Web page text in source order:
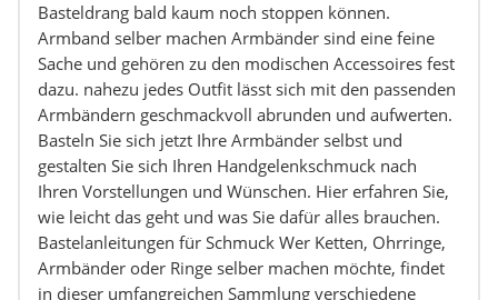
Basteldrang bald kaum noch stoppen können.
Armband selber machen Armbänder sind eine feine
Sache und gehören zu den modischen Accessoires fest
dazu. nahezu jedes Outfit lässt sich mit den passenden
Armbändern geschmackvoll abrunden und aufwerten.
Basteln Sie sich jetzt Ihre Armbänder selbst und
gestalten Sie sich Ihren Handgelenkschmuck nach
Ihren Vorstellungen und Wünschen. Hier erfahren Sie,
wie leicht das geht und was Sie dafür alles brauchen.
Bastelanleitungen für Schmuck Wer Ketten, Ohrringe,
Armbänder oder Ringe selber machen möchte, findet
in dieser umfangreichen Sammlung verschiedene